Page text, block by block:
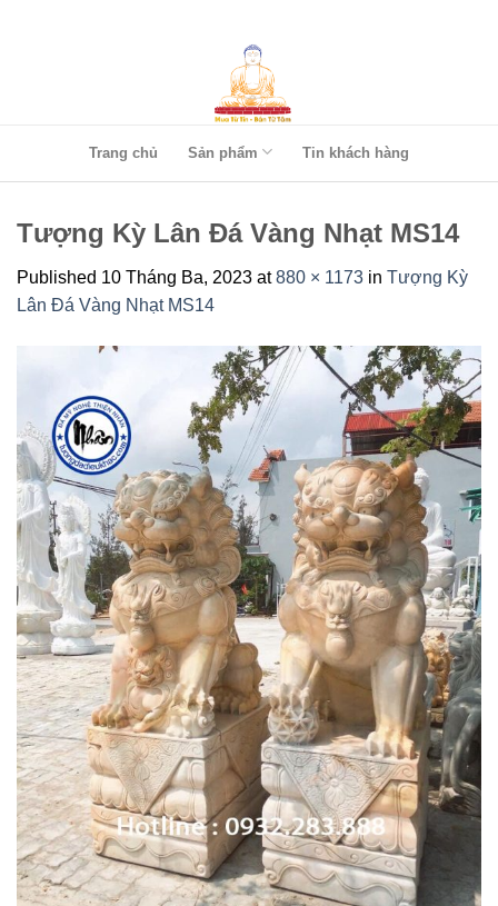
Trang chủ Sản phẩm Tin khách hàng
Tượng Kỳ Lân Đá Vàng Nhạt MS14
Published 10 Tháng Ba, 2023 at880 × 1173 in Tượng Kỳ
Lân Đá Vàng Nhạt MS14